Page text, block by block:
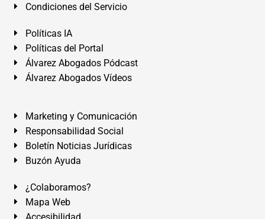
Condiciones del Servicio
Políticas IA
Políticas del Portal
Álvarez Abogados Pódcast
Álvarez Abogados Vídeos
Marketing y Comunicación
Responsabilidad Social
Boletín Noticias Jurídicas
Buzón Ayuda
¿Colaboramos?
Mapa Web